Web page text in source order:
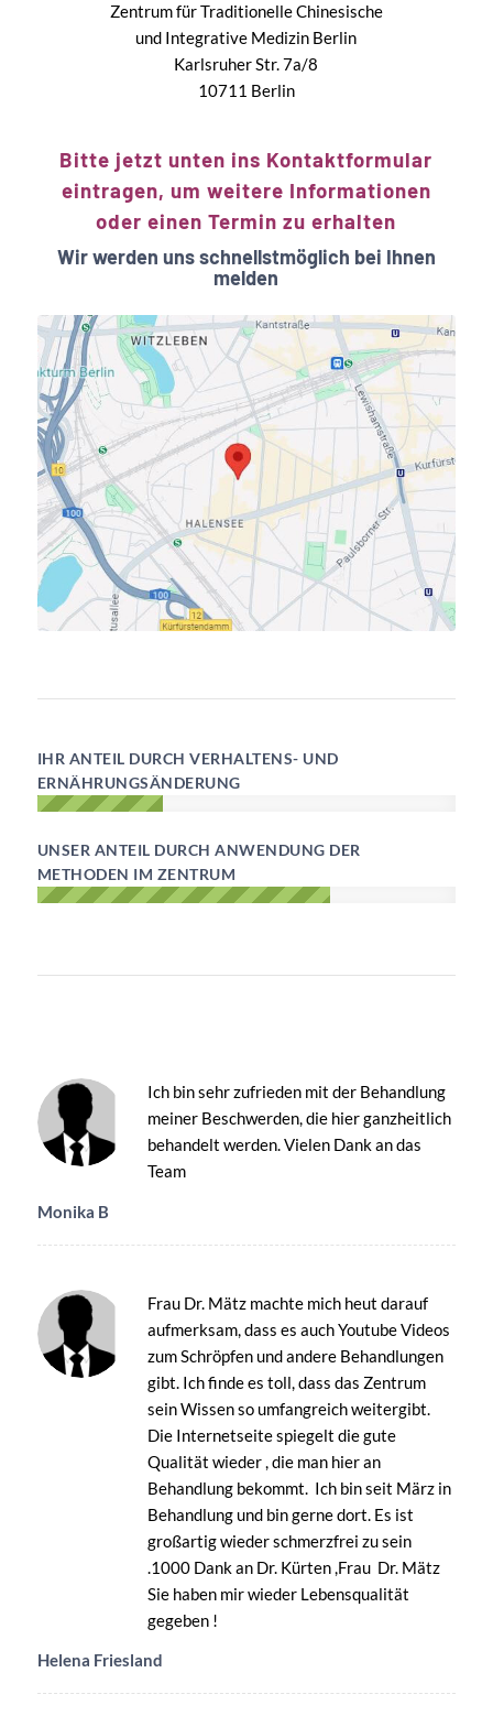
Zentrum für Traditionelle Chinesische
und Integrative Medizin Berlin
Karlsruher Str. 7a/8
10711 Berlin
Bitte jetzt unten ins Kontaktformular
eintragen, um weitere Informationen
oder einen Termin zu erhalten
Wir werden uns schnellstmöglich bei Ihnen
melden
IHR ANTEIL DURCH VERHALTENS- UND
ERNÄHRUNGSÄNDERUNG
UNSER ANTEIL DURCH ANWENDUNG DER
METHODEN IM ZENTRUM
Ich bin sehr zufrieden mit der Behandlung
meiner Beschwerden, die hier ganzheitlich
behandelt werden. Vielen Dank an das
Team
Monika B
Frau Dr. Mätz machte mich heut darauf
aufmerksam, dass es auch Youtube Videos
zum Schröpfen und andere Behandlungen
gibt. Ich finde es toll, dass das Zentrum
sein Wissen so umfangreich weitergibt.
Die Internetseite spiegelt die gute
Qualität wieder , die man hier an
Behandlung bekommt. Ich bin seit März in
Behandlung und bin gerne dort. Es ist
großartig wieder schmerzfrei zu sein
.1000 Dank an Dr. Kürten ,Frau Dr. Mätz
Sie haben mir wieder Lebensqualität
gegeben !
Helena Friesland